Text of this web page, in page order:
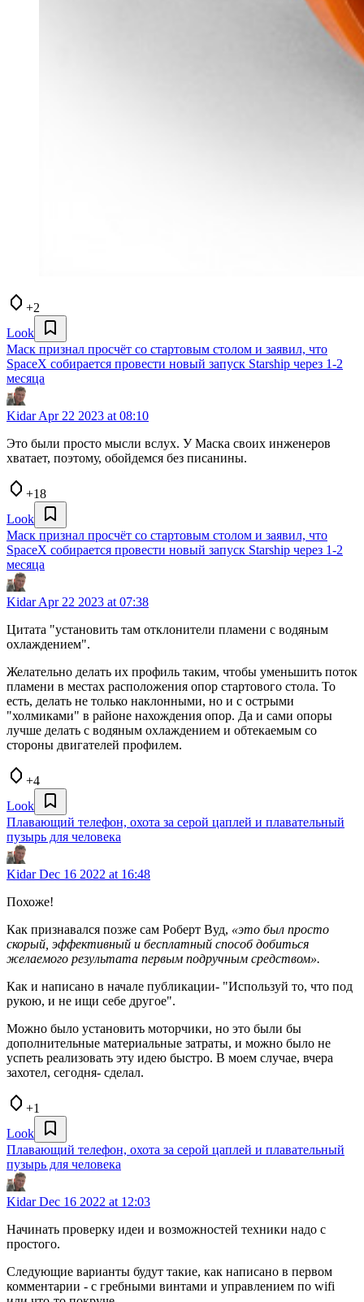
+2
Look
Маск признал просчёт со стартовым столом и заявил, что
SpaceX собирается провести новый запуск Starship через 1-2
месяца
KidarApr 22 2023 at 08:10
Это были просто мысли вслух. У Маска своих инженеров
хватает, поэтому, обойдемся без писанины.
+18
Look
Маск признал просчёт со стартовым столом и заявил, что
SpaceX собирается провести новый запуск Starship через 1-2
месяца
KidarApr 22 2023 at 07:38
Цитата "установить там отклонители пламени с водяным
охлаждением".
Желательно делать их профиль таким, чтобы уменьшить поток
пламени в местах расположения опор стартового стола. То
есть, делать не только наклонными, но и с острыми
"холмиками" в районе нахождения опор. Да и сами опоры
лучше делать с водяным охлаждением и обтекаемым со
стороны двигателей профилем.
+4
Look
Плавающий телефон, охота за серой цаплей и плавательный
пузырь для человека
KidarDec 16 2022 at 16:48
Похоже!
Как признавался позже сам Роберт Вуд, «это был просто
скорый, эффективный и бесплатный способ добиться
желаемого результата первым подручным средством».
Как и написано в начале публикации- "Используй то, что под
рукою, и не ищи себе другое".
Можно было установить моторчики, но это были бы
дополнительные материальные затраты, и можно было не
успеть реализовать эту идею быстро. В моем случае, вчера
захотел, сегодня- сделал.
+1
Look
Плавающий телефон, охота за серой цаплей и плавательный
пузырь для человека
KidarDec 16 2022 at 12:03
Начинать проверку идеи и возможностей техники надо с
простого.
Следующие варианты будут такие, как написано в первом
комментарии - с гребными винтами и управлением по wifi